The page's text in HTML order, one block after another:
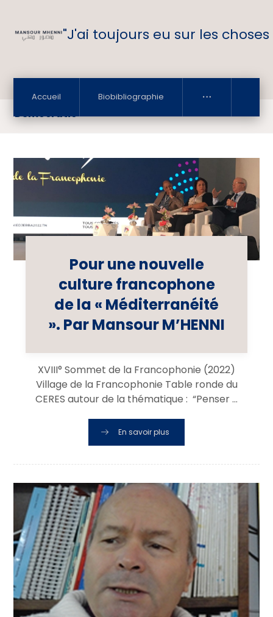
"J'ai toujours eu sur les
Accueil Biobibliographie
Démocratie
Pour une nouvelle
culture francophone
de la « Méditerranéité
». Par Mansour M’HENNI
XVIII° Sommet de la Francophonie (2022)
Village de la Francophonie Table ronde du
CERES autour de la thématique : “Penser ...
En savoir plus